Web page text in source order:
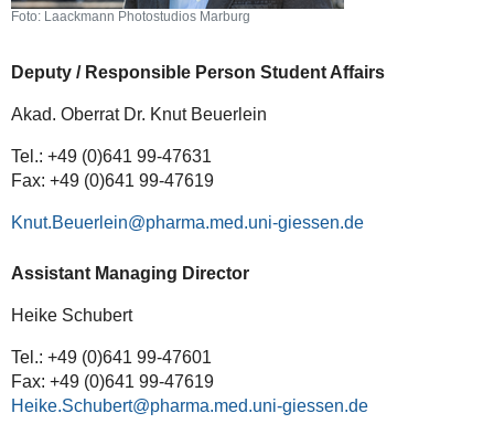
Foto: Laackmann Photostudios Marburg
Deputy / Responsible Person Student Affairs
Akad. Oberrat Dr. Knut Beuerlein
Tel.: +49 (0)641 99-47631
Fax: +49 (0)641 99-47619
Knut.Beuerlein
Assistant Managing Director
Heike Schubert
Tel.: +49 (0)641 99-47601
Fax: +49 (0)641 99-47619
Heike.Schubert